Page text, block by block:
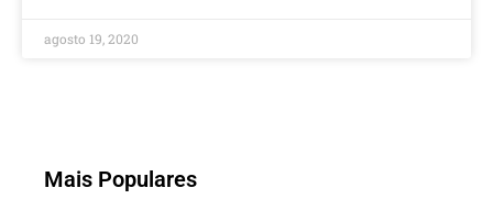
agosto 19, 2020
Mais Populares